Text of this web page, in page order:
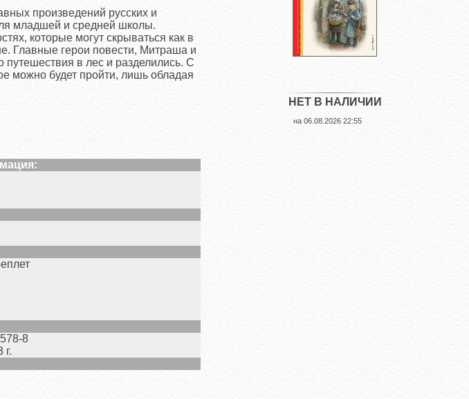
произведений русских и
младшей и средней школы.
которые могут скрываться как в
Главные герои повести, Митраша и
путешествия в лес и разделились. С
можно будет пройти, лишь обладая
8
г.
НЕТ В НАЛИЧИИ
на 06.08.2026 22:55